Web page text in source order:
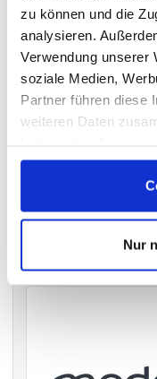
zu können und die
analysieren.
Verwendung unserer
soziale Medien,
Partner führen diese
weiteren Daten
gesammelt haben.
Nur
Die DSW vertritt
wichtigen
VERGANGENE
Die